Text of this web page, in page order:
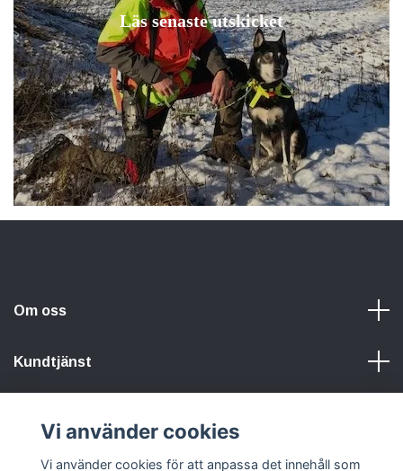
Läs senaste utskicket
Om oss
Kundtjänst
Sociala medier
Vi använder cookies
Vi använder cookies för att anpassa det innehåll som